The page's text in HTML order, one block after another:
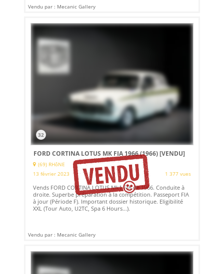
Vendu par : Mecanic Gallery
32
FORD CORTINA LOTUS MK FIA 1966 (1966)[VENDU]
(69) RHôNE
13 février 2023
1 377 vues
Vends FORD CORTINA LOTUS Mk1 FIA de 1966. Conduite à
droite. Superbe préparation à la compétition. Passeport FIA
à jour (Période F). Important dossier historique. Eligibilité
XXL (Tour Auto, U2TC, Spa 6 Hours...).
Vendu par : Mecanic Gallery